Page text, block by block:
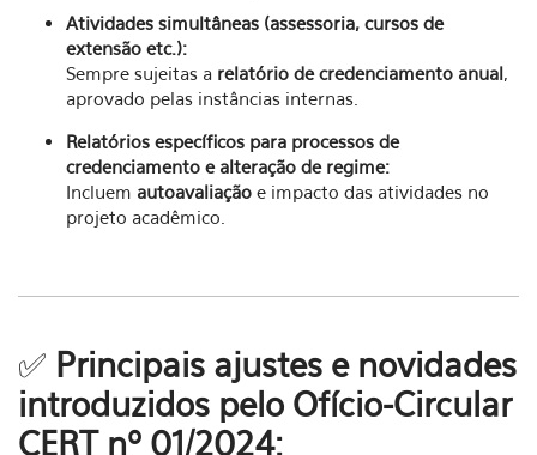
Atividades simultâneas (assessoria, cursos de
extensão etc.):
Sempre sujeitas a relatório de credenciamento anual,
aprovado pelas instâncias internas.
Relatórios específicos para processos de
credenciamento e alteração de regime:
Incluem autoavaliação e impacto das atividades no
projeto acadêmico.
✅ Principais ajustes e novidades
introduzidos pelo Ofício-Circular
CERT nº 01/2024: